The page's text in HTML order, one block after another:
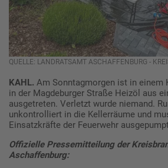
QUELLE: LANDRATSAMT ASCHAFFENBURG -
KAHL. Am Sonntagmorgen ist in einem
in der Magdeburger Straße Heizöl aus
ausgetreten. Verletzt wurde niemand.
unkontrolliert in die Kellerräume und
Einsatzkräfte der Feuerwehr
Offizielle Pressemitteilung der
Aschaffenburg: